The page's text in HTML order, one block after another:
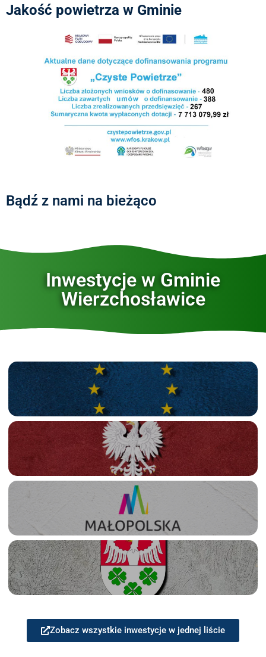
Jakość powietrza w Gminie
Bądź z nami na bieżąco
Inwestycje w Gminie
Wierzchosławice
Zobacz wszystkie inwestycje w jednej liście